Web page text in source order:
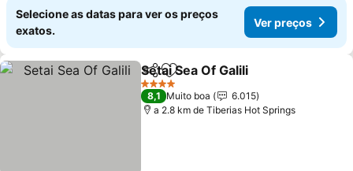
Selecione as datas para ver os preços
exatos.
Ver preços
PartilharAdicionar aos favoritos
Setai Sea Of Galili
4 Estrelas
8,1 Muito boa
6.015
a 2.8 km de Tiberias Hot Springs